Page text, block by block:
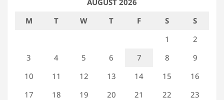
AUGUST 2026
M
T W T F S
S
1
2
3
4 5 6 7 8
9
10
11 12 13 14 15
16
17
18 19 20 21 22
23